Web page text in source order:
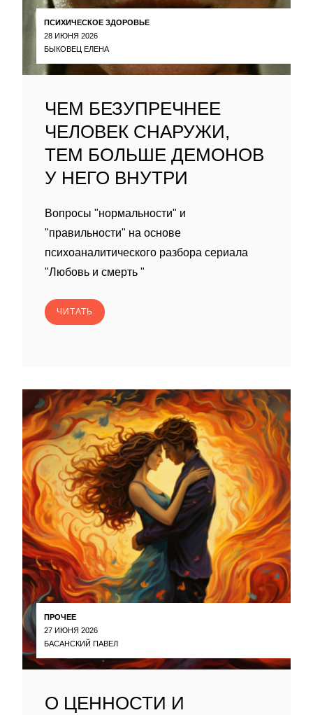
ПСИХИЧЕСКОЕ ЗДОРОВЬЕ
28 ИЮНЯ 2026
БЫКОВЕЦ ЕЛЕНА
ЧЕМ БЕЗУПРЕЧНЕЕ
ЧЕЛОВЕК СНАРУЖИ,
ТЕМ БОЛЬШЕ ДЕМОНОВ
У НЕГО ВНУТРИ
Вопросы "нормальности" и
"правильности" на основе
психоаналитического разбора сериала
"Любовь и смерть "
ЧИТАТЬ
ПРОЧЕЕ
27 ИЮНЯ 2026
БАСАНСКИЙ ПАВЕЛ
О ЦЕННОСТИ И